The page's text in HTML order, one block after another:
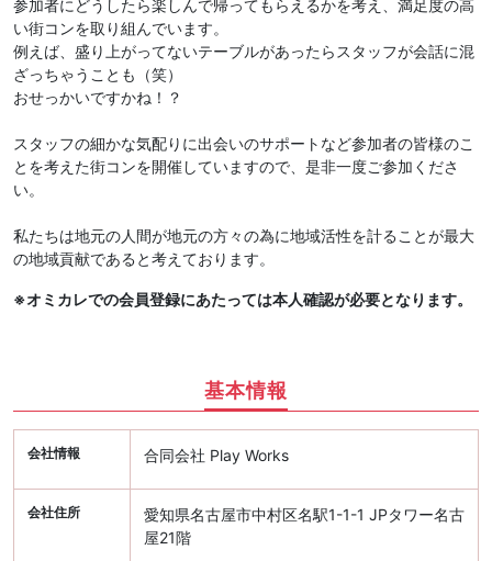
参加者にどうしたら楽しんで帰ってもらえるかを考え、満足度の高
い街コンを取り組んでいます。
例えば、盛り上がってないテーブルがあったらスタッフが会話に混
ざっちゃうことも（笑）
おせっかいですかね！？
スタッフの細かな気配りに出会いのサポートなど参加者の皆様のこ
とを考えた街コンを開催していますので、是非一度ご参加くださ
い。
私たちは地元の人間が地元の方々の為に地域活性を計ることが最大
の地域貢献であると考えております。
※オミカレでの会員登録にあたっては本人確認が必要となります。
基本情報
会社情報 合同会社 Play Works
会社住所
愛知県名古屋市中村区名駅1-1-1 JPタワー名古
屋21階